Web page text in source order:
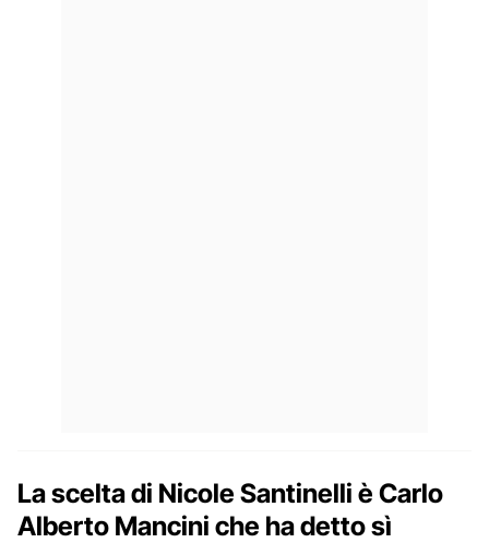
La scelta di Nicole Santinelli è Carlo
Alberto Mancini che ha detto sì